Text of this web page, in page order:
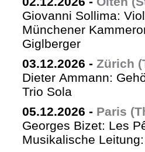
Giovanni Sollima:
Münchener
Giglberger
03.12.2026 - Zürich
Dieter Ammann:
Trio Sola
05.12.2026 - Paris
Georges Bizet: Les
Musikalische